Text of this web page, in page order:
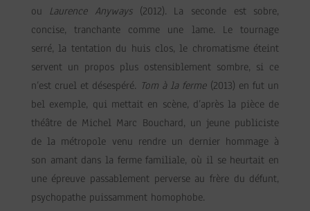
ou Laurence Anyways(2012). La seconde est sobre,
concise, tranchante comme une lame. Le tournage
serré, la tentation du huis clos, le chromatisme éteint
servent un propos plus ostensiblement sombre, si ce
n’est cruel et désespéré. Tom à la ferme(2013) en fut un
bel exemple, qui mettait en scène, d’après la pièce de
théâtre de Michel Marc Bouchard, un jeune publiciste
de la métropole venu rendre un dernier hommage à
son amant dans la ferme familiale, où il se heurtait en
une épreuve passablement perverse au frère du défunt,
psychopathe puissamment homophobe.